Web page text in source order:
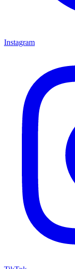
Instagram